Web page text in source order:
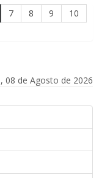
7 8 9
10
08 de Agosto de 2026